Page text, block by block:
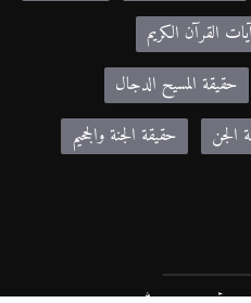
القرآن الكريم
حقيقة المسيح الدجال
الجن
حقيقة الجنة والجحيم